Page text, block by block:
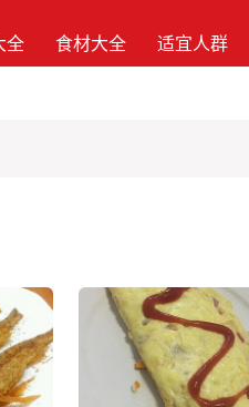
全 食材大全 适宜人群